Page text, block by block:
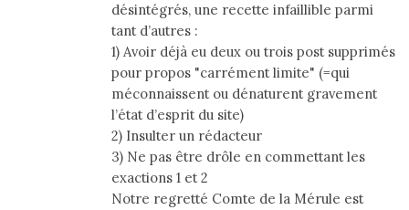
désintégrés, une recette infaillible parmi
tant d’autres :
1) Avoir déjà eu deux ou trois post supprimés
pour propos "carrément limite" (=qui
méconnaissent ou dénaturent gravement
l’état d’esprit du site)
2) Insulter un rédacteur
3) Ne pas être drôle en commettant les
exactions 1 et 2
Notre regretté Comte de la Mérule est